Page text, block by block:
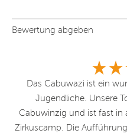
Bewertung abgeben
Das Cabuwazi ist ein
Jugendliche. Unsere
Cabuwinzig und ist fast in
Zirkuscamp. Die